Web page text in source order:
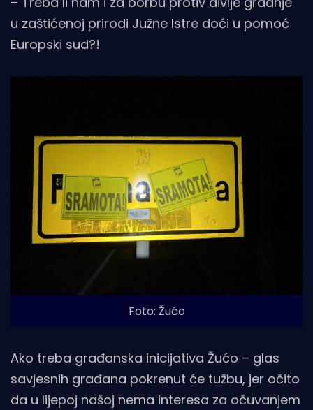
u zaštićenoj prirodi Južne Istre doći u pomoć
Europski sud?!
Foto: Žućo
Ako treba građanska inicijativa Žućo – glas
savjesnih građana pokrenut će tužbu, jer očito
da u lijepoj našoj nema interesa za očuvanjem